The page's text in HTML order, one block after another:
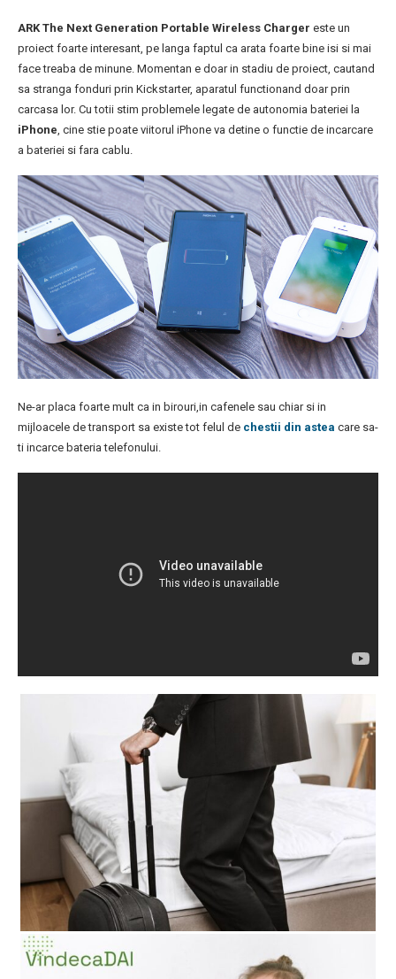
ARK The Next Generation Portable Wireless Charger este un
proiect foarte interesant, pe langa faptul ca arata foarte bine isi si mai
face treaba de minune. Momentan e doar in stadiu de proiect, cautand
sa stranga fonduri prin Kickstarter, aparatul functionand doar prin
carcasa lor. Cu totii stim problemele legate de autonomia bateriei la
iPhone, cine stie poate viitorul iPhone va detine o functie de incarcare
a bateriei si fara cablu.
Ne-ar placa foarte mult ca in birouri,in cafenele sau chiar si in
mijloacele de transport sa existe tot felul de chestii din astea care sa-
ti incarce bateria telefonului.